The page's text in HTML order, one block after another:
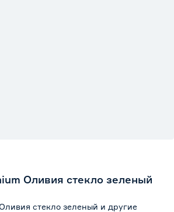
Оливия стекло зеленый
стекло зеленый и другие